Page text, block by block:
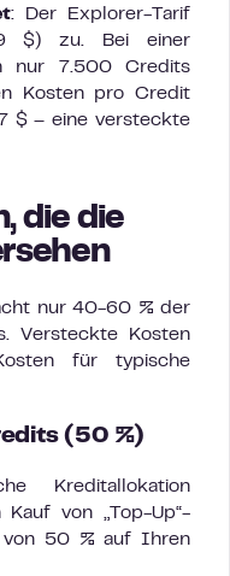
: Der Explorer-Tarif
$) zu. Bei einer
nur 7.500 Credits
Kosten pro Credit
$ – eine versteckte
die die
nur 40-60 % der
Versteckte Kosten
für typische
(50 %)
Kreditallokation
von „Top-Up“-
von 50 % auf Ihren